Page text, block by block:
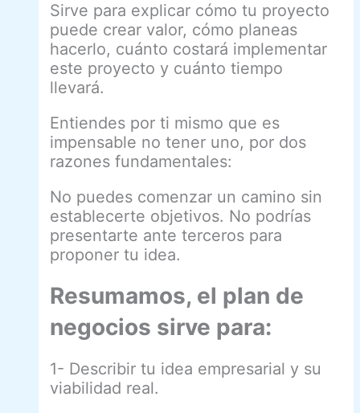
Sirve para explicar cómo tu proyecto
puede crear valor, cómo planeas
hacerlo, cuánto costará implementar
este proyecto y cuánto tiempo
llevará.
Entiendes por ti mismo que es
impensable no tener uno, por dos
razones fundamentales:
No puedes comenzar un camino sin
establecerte objetivos. No podrías
presentarte ante terceros para
proponer tu idea.
Resumamos, el plan de
negocios sirve para:
1- Describir tu idea empresarial y su
viabilidad real.